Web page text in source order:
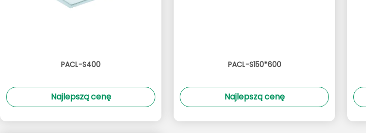
PACL-S400
Najlepszą cenę
PACL-S150*600
Najlepszą cenę